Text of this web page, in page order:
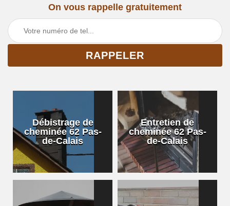
On vous rappelle gratuitement
Débistrage de
cheminée 62 Pas-
de-Calais
Entretien de
cheminée 62 Pas-
de-Calais